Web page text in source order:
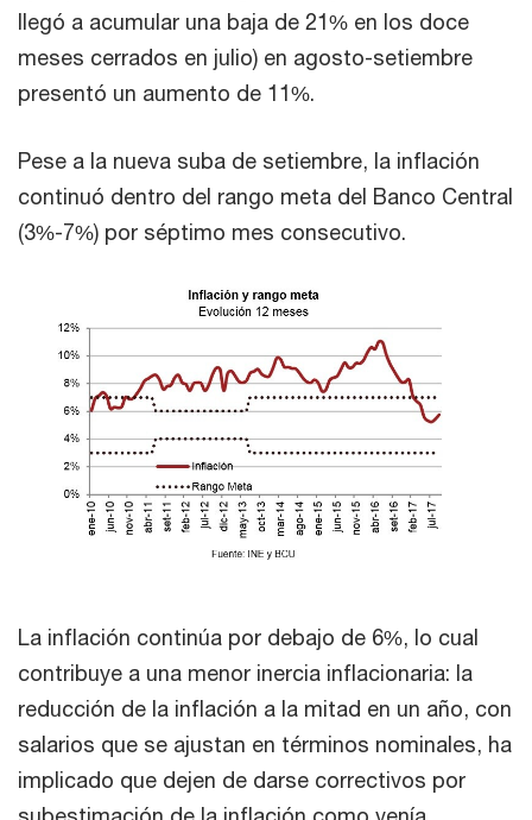
llegó a acumular una baja de 21% en los doce
meses cerrados en julio) en agosto-setiembre
presentó un aumento de 11%.
Pese a la nueva suba de setiembre, la inflación
continuó dentro del rango meta del Banco Central
(3%-7%) por séptimo mes consecutivo.
La inflación continúa por debajo de 6%, lo cual
contribuye a una menor inercia inflacionaria: la
reducción de la inflación a la mitad en un año, con
salarios que se ajustan en términos nominales, ha
implicado que dejen de darse correctivos por